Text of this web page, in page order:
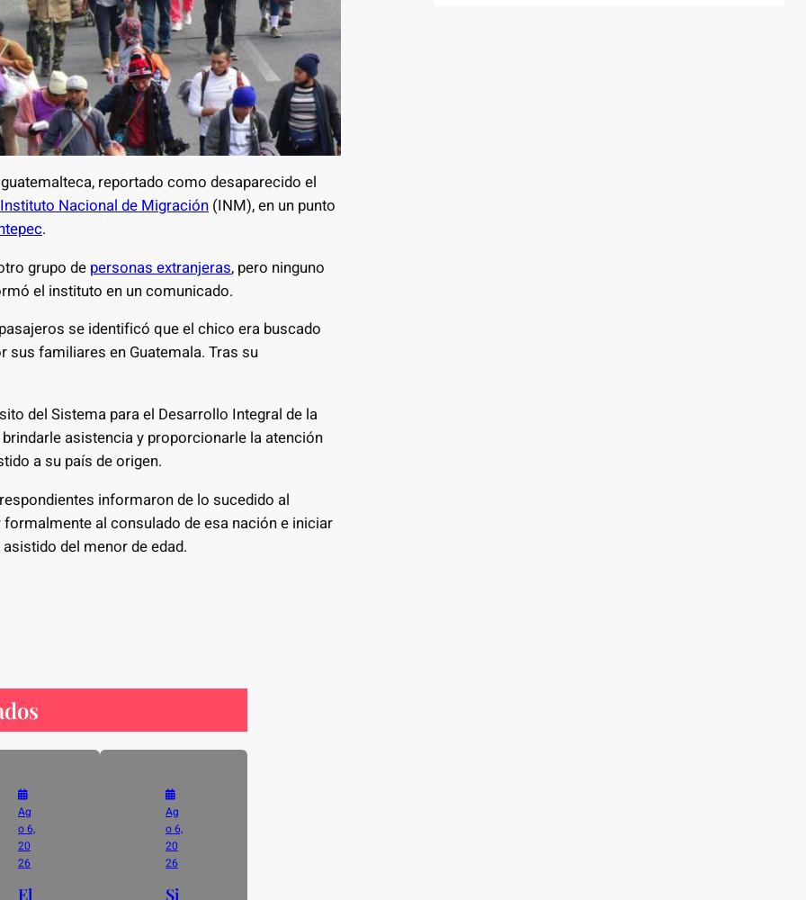
reportado como desaparecido el
Instituto Nacional de Migración (INM), en un punto
.
grupo de personas extranjeras, pero ninguno
el instituto en un comunicado.
se identificó que el chico era buscado
sus familiares en Guatemala. Tras su
del Sistema para el Desarrollo Integral de la
asistencia y proporcionarle la atención
a su país de origen.
informaron de lo sucedido al
al consulado de esa nación e iniciar
del menor de edad.
Ag
o 6,
20
26
El
Ag
o 6,
20
26
Si